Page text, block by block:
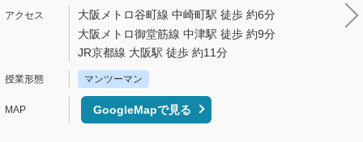
大阪メトロ谷町線 中崎町駅 徒歩 約6分
大阪メトロ御堂筋線 中津駅 徒歩 約9分
JR京都線 大阪駅 徒歩 約11分
マンツーマン
GoogleMapで見る